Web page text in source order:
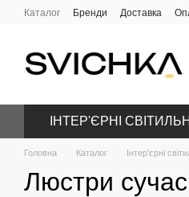
Перейти до основного контенту
Каталог Бренди Доставка
ІНТЕР'ЄРНІ
Головна Каталог Інтер'єрні
Люстри